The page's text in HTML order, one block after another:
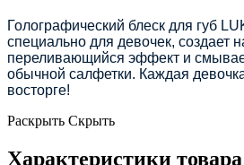
Голографический блеск для губ
специально для девочек, создает
переливающийся эффект и
обычной салфетки. Каждая
восторге!
Раскрыть Скрыть
Характеристики товара